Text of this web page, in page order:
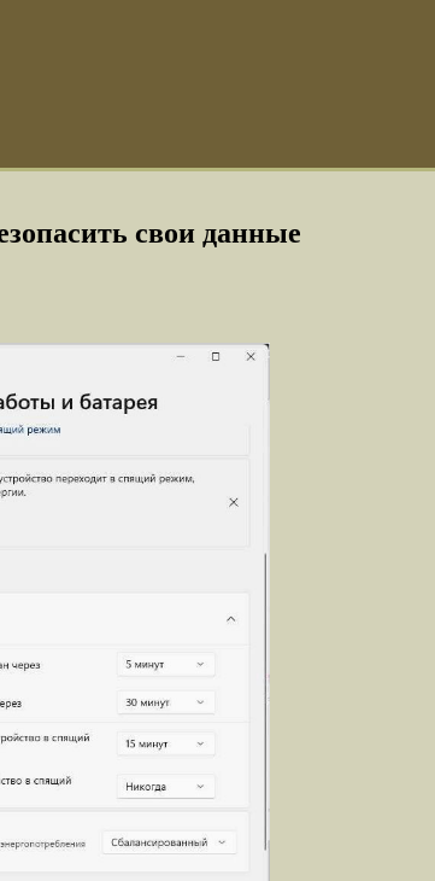
свои данные